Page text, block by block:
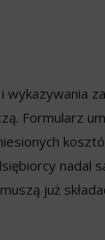
wykazywania
Formularz
nadal
już